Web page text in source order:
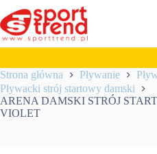
do
treści
Strona główna
Pływanie
Pływacki strój startowy damski
ARENA DAMSKI STRÓJ
VIOLET